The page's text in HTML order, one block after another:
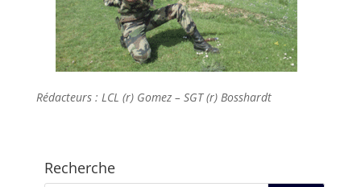
Rédacteurs : LCL (r) Gomez – SGT (r) Bosshardt
Recherche